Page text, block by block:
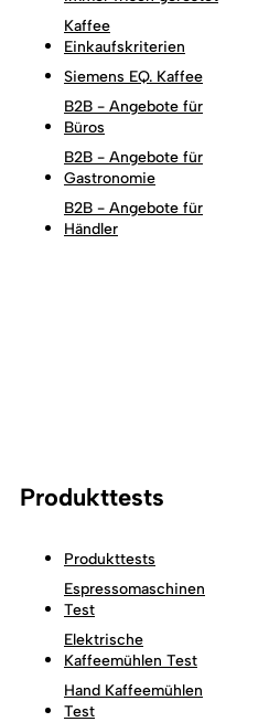
Kaffee
Einkaufskriterien
Siemens EQ. Kaffee
B2B - Angebote für
Büros
B2B - Angebote für
Gastronomie
B2B - Angebote für
Händler
Produkttests
Produkttests
Espressomaschinen
Test
Elektrische
Kaffeemühlen Test
Hand Kaffeemühlen
Test